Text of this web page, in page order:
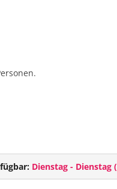
Dienstag - Dienstag (